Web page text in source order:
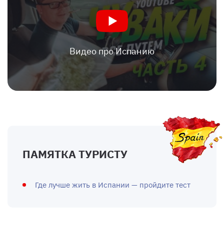
Видео про Испанию
ПАМЯТКА ТУРИСТУ
Где лучше жить в Испании — пройдите тест